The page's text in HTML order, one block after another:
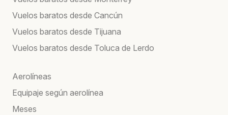
Vuelos baratos desde Cancún
Vuelos baratos desde Tijuana
Vuelos baratos desde Toluca de Lerdo
Aerolíneas
Equipaje según aerolínea
Meses